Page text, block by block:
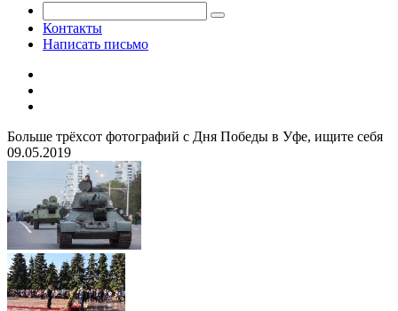
Контакты
Написать письмо
Больше трёхсот фотографий с Дня Победы в Уфе, ищите себя
09.05.2019